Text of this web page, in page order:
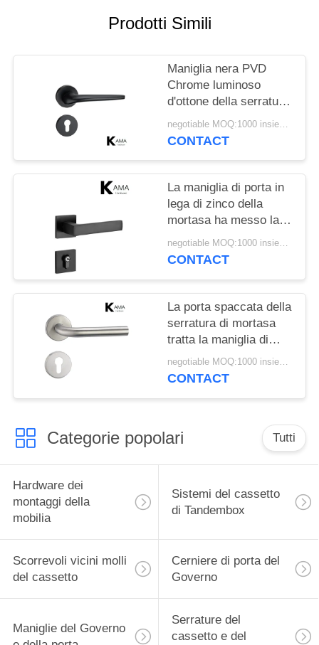
Prodotti Simili
Maniglia nera PVD
Chrome luminoso
d'ottone della serratura
di porta della mortasa
di spaccatura della
negotiable MOQ:1000 insiemi/colore
CONTACT
La maniglia di porta in
lega di zinco della
mortasa ha messo la
serratura di porta
dell'interno della
negotiable MOQ:1000 insiemi/colore
CONTACT
La porta spaccata della
serratura di mortasa
tratta la maniglia di
leva meccanica della
mortasa di acciaio
negotiable MOQ:1000 insiemi/colore
CONTACT
Categorie popolari Tutti
Hardware dei
montaggi della
mobilia
Sistemi del cassetto
di Tandembox
Scorrevoli vicini molli
del cassetto
Cerniere di porta del
Governo
Maniglie del Governo
Serrature del
cassetto e del